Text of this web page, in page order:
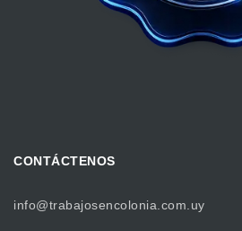
CONTÁCTENOS
info@trabajosencolonia.com.uy